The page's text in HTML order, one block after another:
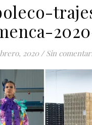
2020 / Sin